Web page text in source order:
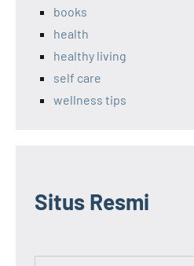
books
health
healthy living
self care
wellness tips
Situs Resmi